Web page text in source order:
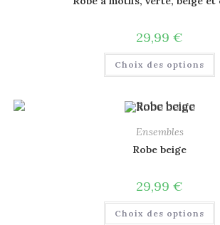
29,99 €
Choix des options
Ensembles
Robe beige
29,99 €
Choix des options